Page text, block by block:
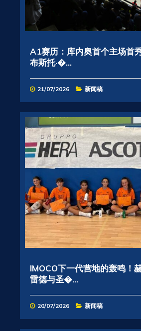
A1赛历：库内奥首个主场首
布斯托·�...
21/07/2026 新闻稿
IMOCO下一代营地的轰鸣！
雷德与圣�...
20/07/2026 新闻稿